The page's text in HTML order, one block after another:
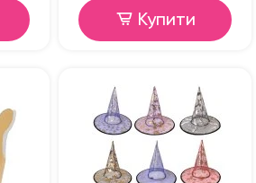
Купити